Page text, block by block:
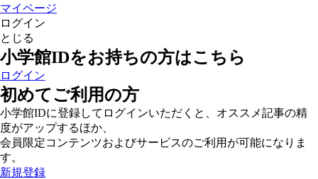
マイページ
ログイン
とじる
小学館IDをお持ちの方はこちら
ログイン
初めてご利用の方
小学館IDに登録してログインいただくと、オススメ記事の精
度がアップするほか、
会員限定コンテンツおよびサービスのご利用が可能になりま
す。
新規登録